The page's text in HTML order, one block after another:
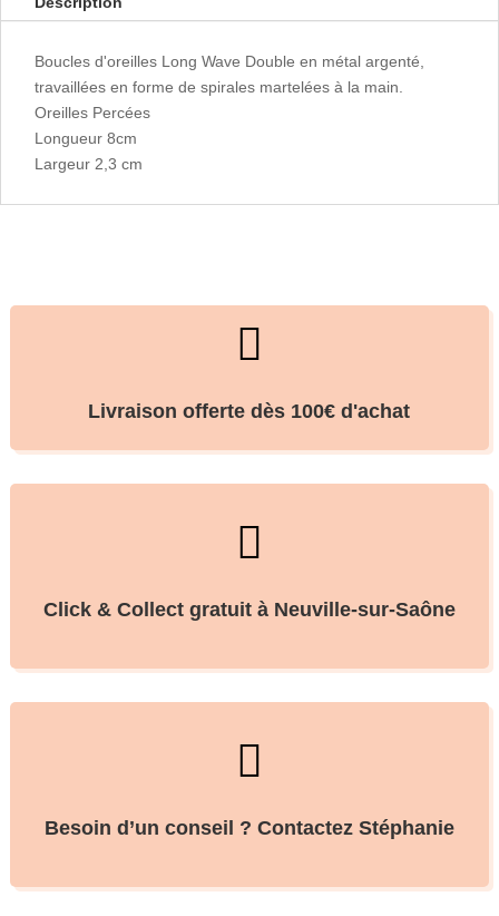
Boucles d'oreilles Long Wave Double en métal argenté,
travaillées en forme de spirales martelées à la main.
Oreilles Percées
Longueur 8cm
Largeur 2,3 cm

Livraison offerte dès 100€ d'achat

Click & Collect gratuit à Neuville-sur-Saône

Besoin d’un conseil ? Contactez Stéphanie